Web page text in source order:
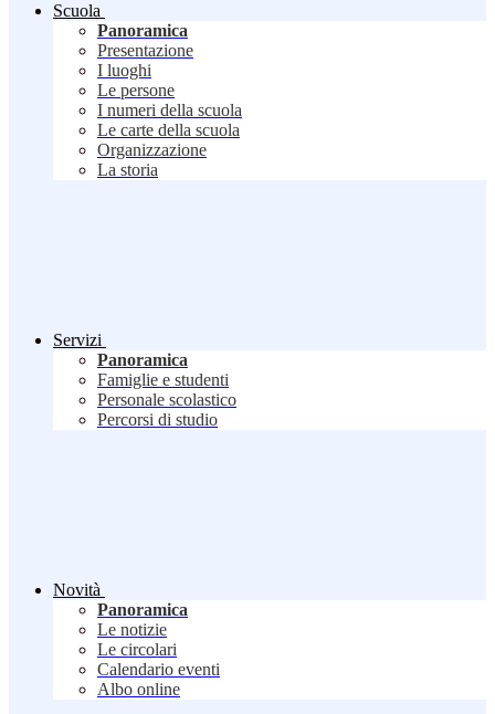
Scuola
Panoramica
Presentazione
I luoghi
Le persone
I numeri della scuola
Le carte della scuola
Organizzazione
La storia
Servizi
Panoramica
Famiglie e studenti
Personale scolastico
Percorsi di studio
Novità
Panoramica
Le notizie
Le circolari
Calendario eventi
Albo online